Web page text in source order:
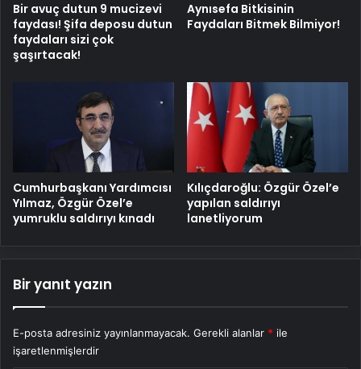
Bir avuç dutun 9 mucizevi
faydası! Şifa deposu dutun
faydaları sizi çok
şaşırtacak!
Aynısefa Bitkisinin
Faydaları Bitmek Bilmiyor!
Cumhurbaşkanı Yardımcısı
Yılmaz, Özgür Özel’e
yumruklu saldırıyı kınadı
Kılıçdaroğlu: Özgür Özel’e
yapılan saldırıyı
lanetliyorum
Bir yanıt yazın
E-posta adresiniz yayınlanmayacak. Gerekli alanlar * ile
işaretlenmişlerdir